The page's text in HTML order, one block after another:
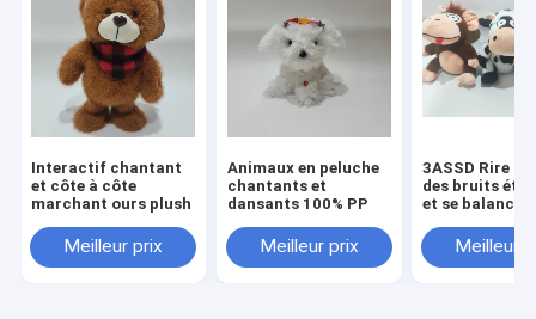
Interactif chantant
et côte à côte
marchant ours plush
Meilleur prix
Animaux en peluche
chantants et
dansants 100% PP
Meilleur prix
3ASSD Rire
des bruits
et se balancer
Plush Jouet
drôles
Meilleur